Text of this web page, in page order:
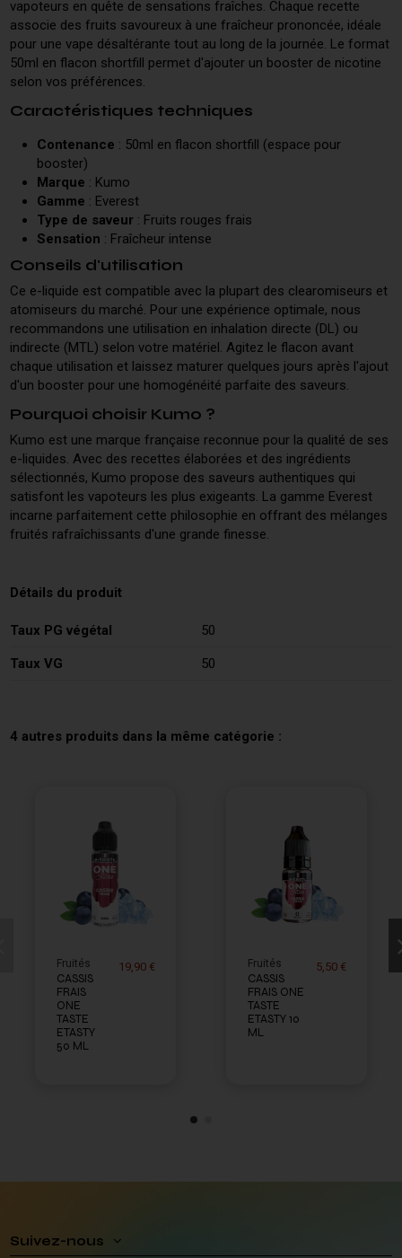
vapoteurs en quête de sensations fraîches. Chaque recette
associe des fruits savoureux à une fraîcheur prononcée, idéale
pour une vape désaltérante tout au long de la journée. Le format
50ml en flacon shortfill permet d'ajouter un booster de nicotine
selon vos préférences.
Caractéristiques techniques
Contenance : 50ml en flacon shortfill (espace pour
booster)
Marque : Kumo
Gamme : Everest
Type de saveur : Fruits rouges frais
Sensation : Fraîcheur intense
Conseils d'utilisation
Ce e-liquide est compatible avec la plupart des clearomiseurs et
atomiseurs du marché. Pour une expérience optimale, nous
recommandons une utilisation en inhalation directe (DL) ou
indirecte (MTL) selon votre matériel. Agitez le flacon avant
chaque utilisation et laissez maturer quelques jours après l'ajout
d'un booster pour une homogénéité parfaite des saveurs.
Pourquoi choisir Kumo ?
Kumo est une marque française reconnue pour la qualité de ses
e-liquides. Avec des recettes élaborées et des ingrédients
sélectionnés, Kumo propose des saveurs authentiques qui
satisfont les vapoteurs les plus exigeants. La gamme Everest
incarne parfaitement cette philosophie en offrant des mélanges
fruités rafraîchissants d'une grande finesse.
Détails du produit
Taux PG végétal 50
Taux VG 50
4 autres produits dans la même catégorie :
Fruités
CASSIS
FRAIS
ONE
TASTE
ETASTY
50 ML
19,90 € Fruités
CASSIS
FRAIS ONE
TASTE
ETASTY 10
ML
5,50 €
Suivez-nous